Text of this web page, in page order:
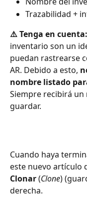
Trazabilidad +
⚠️ Tenga en cuenta:
inventario son un
puedan rastrearse
AR. Debido a esto,
nombre listado
Siempre recibirá
guardar.
Cuando haya
este nuevo artículo
Clonar (Clone)
derecha.